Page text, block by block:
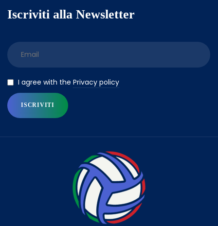
Iscriviti alla Newsletter
I agree with the Privacy policy